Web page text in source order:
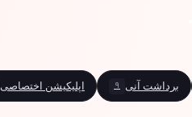
برداشت آنی ۹ اپلیکیشن اختصاصی